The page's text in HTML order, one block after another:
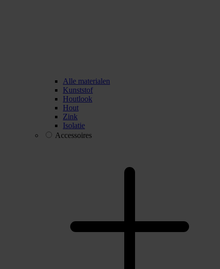
Alle materialen
Kunststof
Houtlook
Hout
Zink
Isolatie
Accessoires